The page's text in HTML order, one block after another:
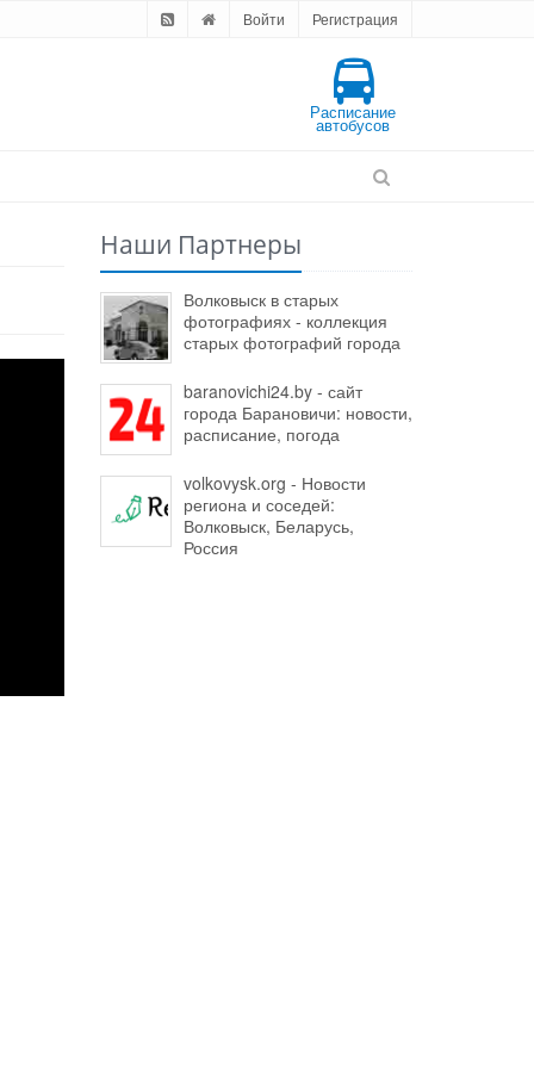
Войти Регистрация
Расписание
автобусов
Наши Партнеры
Волковыск в старых
фотографиях - коллекция
старых фотографий города
baranovichi24.by - сайт
города Барановичи: новости,
расписание, погода
volkovysk.org - Новости
региона и соседей:
Волковыск, Беларусь,
Россия